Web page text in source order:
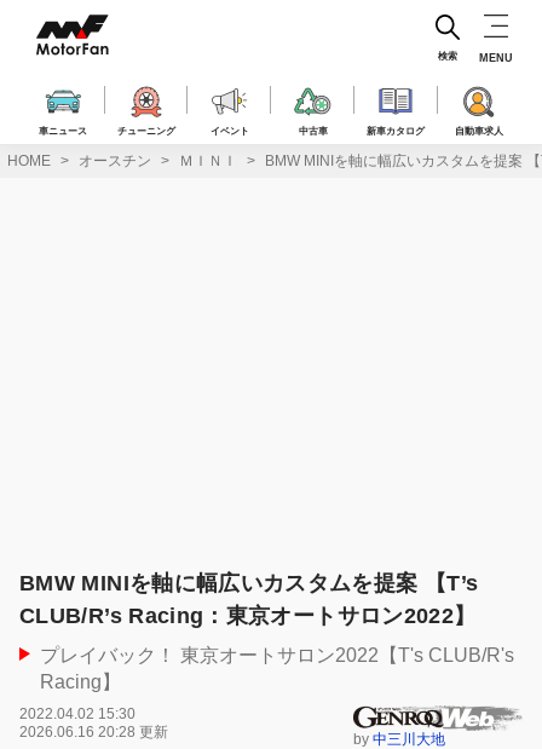
ス
車ニュース チューニング イベント 中古車 新車カタログ 自動車求人
検索 MENU
HOME オースチン ＭＩＮＩ BMW MINIを軸に幅広いカスタムを提案
BMW MINIを軸に幅広いカスタムを提案 【T’s
CLUB/R’s Racing：東京オートサロン2022】
プレイバック！ 東京オートサロン2022【T's CLUB/R's
Racing】
2022.04.02 15:30
2026.06.16 20:28 更新
by 中三川大地